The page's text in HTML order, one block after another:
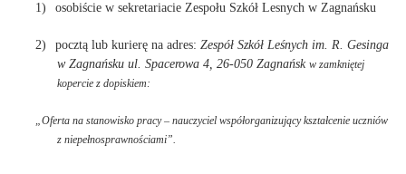
1) osobiście w sekretariacie Zespołu Szkół Lesnych w Zagnańsku
2) pocztą lub kurierę na adres: Zespół Szkół Leśnych im. R. Gesinga
w Zagnańsku ul. Spacerowa 4, 26-050 Zagnańsk w zamkniętej
kopercie z dopiskiem:
„Oferta na stanowisko pracy – nauczyciel współorganizujący kształcenie uczniów
z niepełnosprawnościami”.